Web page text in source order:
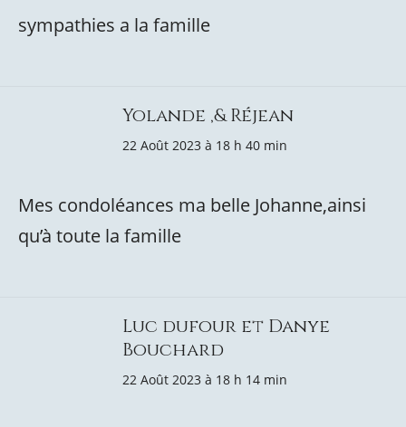
sympathies a la famille
Yolande ,& Réjean
22 Août 2023 à 18 h 40 min
Mes condoléances ma belle Johanne,ainsi
qu’à toute la famille
Luc dufour et Danye
Bouchard
22 Août 2023 à 18 h 14 min